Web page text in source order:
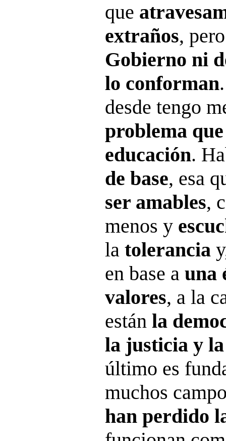
que
extraños,
Gobierno ni
lo conforman
desde tengo
problema
educación.
de base, esa
ser amables,
menos y
la tolerancia
en base a una
valores, a la
están la
la justicia y
último es
muchos
han perdido